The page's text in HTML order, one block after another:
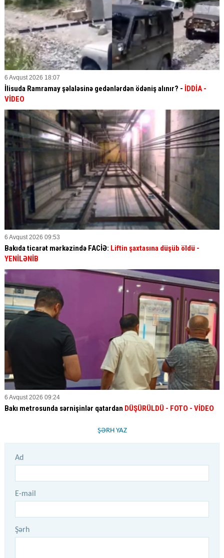
6 Avqust 2026 18:07
İlisuda Ramramay şəlaləsinə gedənlərdən ödəniş alınır? - İDDİA -
VİDEO
6 Avqust 2026 09:53
Bakıda ticarət mərkəzində FACİƏ: Liftin şaxtasına düşüb öldü -
YENİLƏNİB
6 Avqust 2026 09:24
Bakı metrosunda sərnişinlər qatardan DÜŞÜRÜLDÜ - FOTO - VİDEO
ŞƏRH YAZ
Ad
E-mail
Şərh